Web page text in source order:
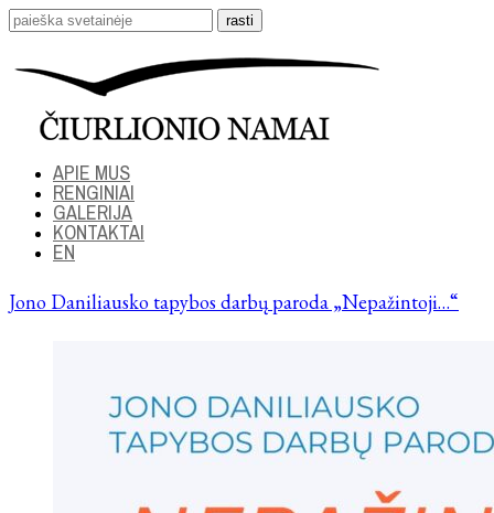
APIE MUS
RENGINIAI
GALERIJA
KONTAKTAI
EN
Jono Daniliausko tapybos darbų paroda „Nepažintoji…“